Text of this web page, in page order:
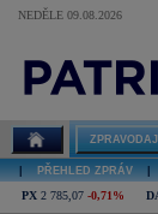
NEDĚLE 09.08.2026
PŘEHLED ZPRÁV
PX 2 785,07 -0,71%